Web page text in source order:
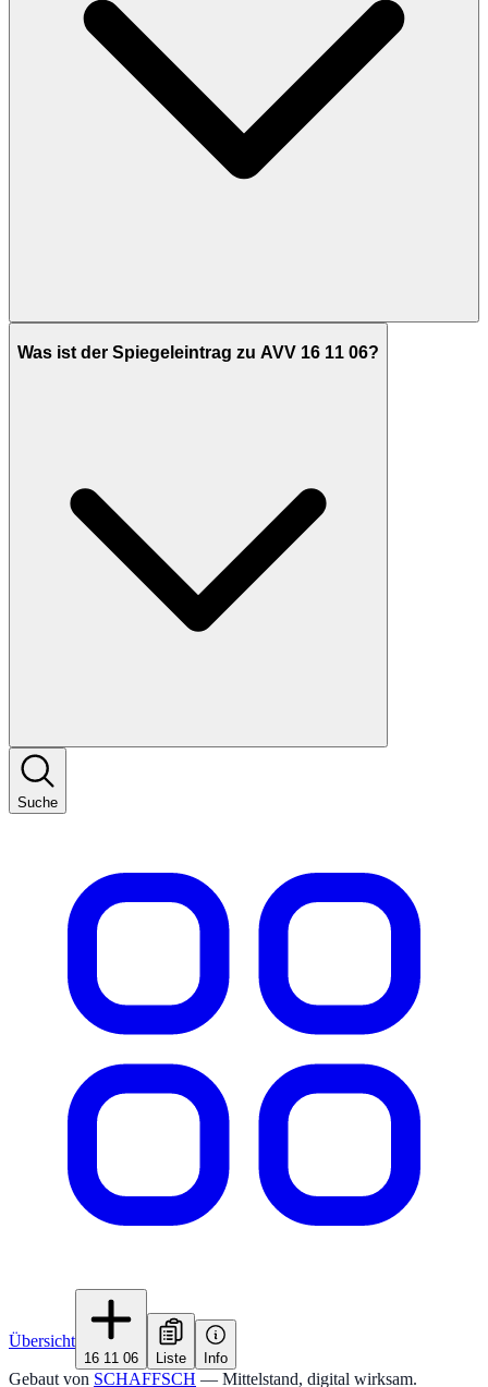
Was ist der Spiegeleintrag zu AVV 16 11 06?
Suche
Übersicht
16 11 06 Liste Info
Gebaut von SCHAFFSCH — Mittelstand, digital wirksam.